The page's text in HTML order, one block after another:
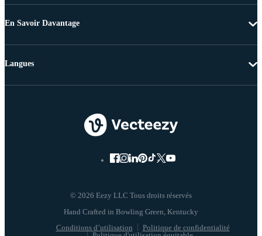
En Savoir Davantage
© 2026 Eezy LLC Tous droits réservés
Conditions d’utilisation
Politique de confidentialité
Langues